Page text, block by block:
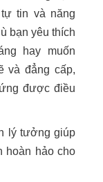
tin và năng
bạn yêu thích
hay muốn
và đẳng cấp,
được điều
lý tưởng giúp
hoàn hảo cho